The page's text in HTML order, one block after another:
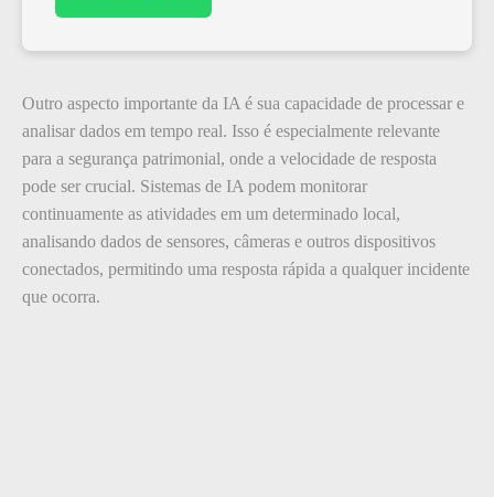
Outro aspecto importante da IA é sua capacidade de processar e
analisar dados em tempo real. Isso é especialmente relevante
para a segurança patrimonial, onde a velocidade de resposta
pode ser crucial. Sistemas de IA podem monitorar
continuamente as atividades em um determinado local,
analisando dados de sensores, câmeras e outros dispositivos
conectados, permitindo uma resposta rápida a qualquer incidente
que ocorra.